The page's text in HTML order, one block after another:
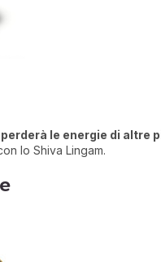
le energie di altre
lo Shiva Lingam.